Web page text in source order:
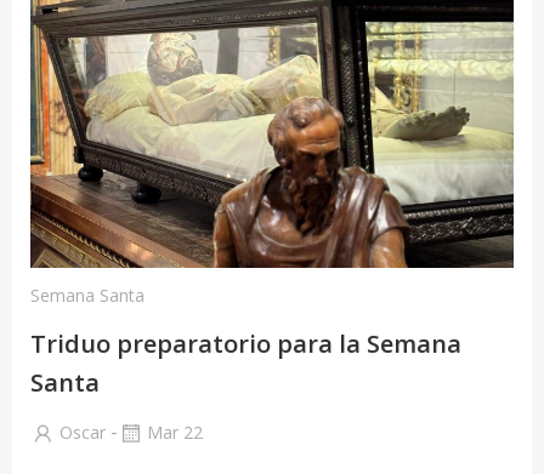
Semana Santa
Triduo preparatorio para la Semana
Santa
Oscar - Mar 22